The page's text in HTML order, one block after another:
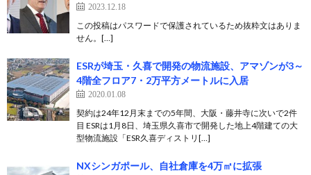
2023.12.18
この投稿はパスワードで保護されているため抜粋文はありま
せん。[…]
ESRが埼玉・久喜で開発の物流施設、アマゾンが3～
4階全フロア7・2万平方メートルに入居
2020.01.08
契約は24年12月末までの5年間、大阪・藤井寺に次いで2件
目 ESRは1月8日、埼玉県久喜市で開発した地上4階建ての大
型物流施設「ESR久喜ディストリ[…]
NXシンガポール、自社倉庫を4万㎡に拡張